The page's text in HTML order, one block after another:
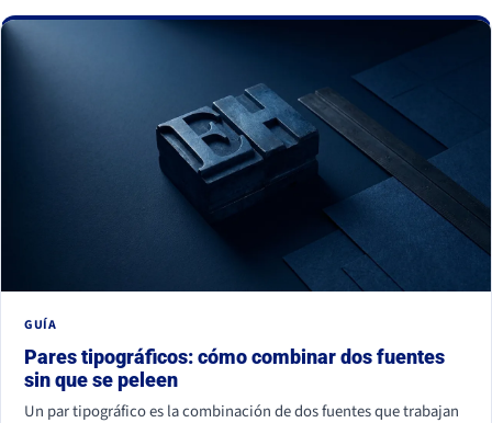
La buena noticia: todos se corrigen con criterio, no con
presupuesto.
GUÍA
Pares tipográficos: cómo combinar dos fuentes
sin que se peleen
Un par tipográfico es la combinación de dos fuentes que trabajan